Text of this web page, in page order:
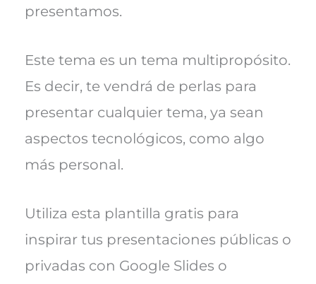
presentamos.
Este tema es un tema multipropósito.
Es decir, te vendrá de perlas para
presentar cualquier tema, ya sean
aspectos tecnológicos, como algo
más personal.
Utiliza esta plantilla gratis para
inspirar tus presentaciones públicas o
privadas con Google Slides o